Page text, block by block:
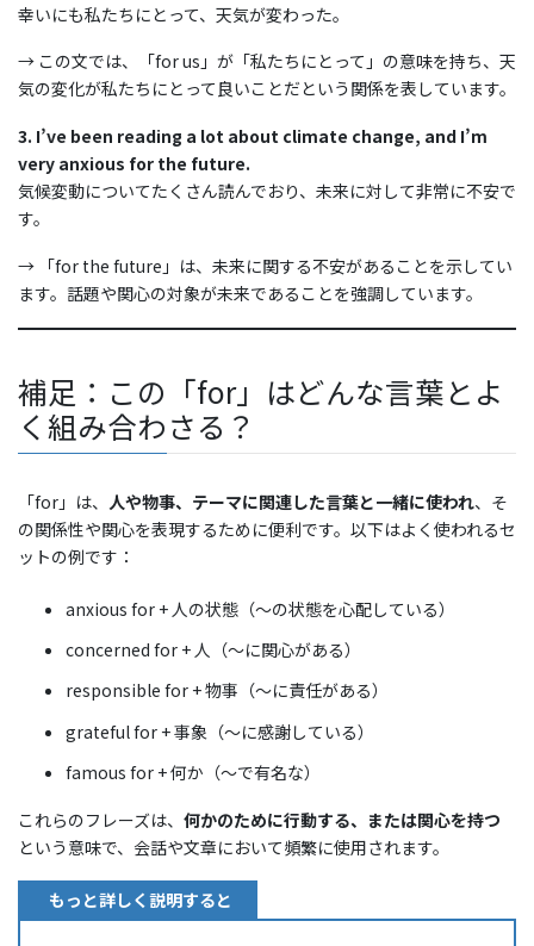
幸いにも私たちにとって、天気が変わった。
→ この文では、「for us」が「私たちにとって」の意味を持ち、天
気の変化が私たちにとって良いことだという関係を表しています。
3. I’ve been reading a lot about climate change, and I’m
very anxious for the future.
気候変動についてたくさん読んでおり、未来に対して非常に不安で
す。
→ 「for the future」は、未来に関する不安があることを示してい
ます。話題や関心の対象が未来であることを強調しています。
補足：この「for」はどんな言葉とよ
く組み合わさる？
「for」は、 人や物事、テーマに関連した言葉と一緒に使われ、そ
の関係性や関心を表現するために便利です。以下はよく使われるセ
ットの例です：
anxious for + 人の状態（〜の状態を心配している）
concerned for + 人（〜に関心がある）
responsible for + 物事（〜に責任がある）
grateful for + 事象（〜に感謝している）
famous for + 何か（〜で有名な）
これらのフレーズは、 何かのために行動する、または関心を持つ
という意味で、会話や文章において頻繁に使用されます。
もっと詳しく説明すると